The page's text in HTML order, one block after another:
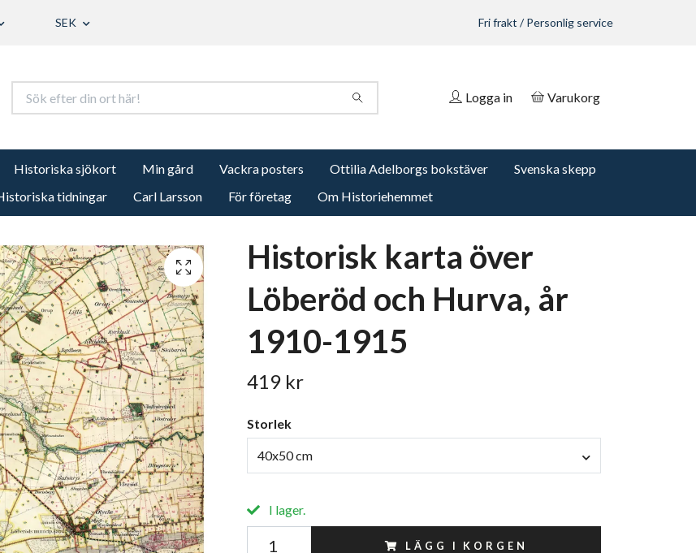
SEK Fri frakt / Personlig service
Logga in Varukorg
Historiska sjökort Min gård Vackra posters Ottilia Adelborgs bokstäver
Svenska skepp
tidningar Carl Larsson För företag Om Historiehemmet
Historisk karta över
Löberöd och Hurva, år
1910-1915
419 kr
Storlek
40x50 cm
I lager.
LÄGG I KORGEN